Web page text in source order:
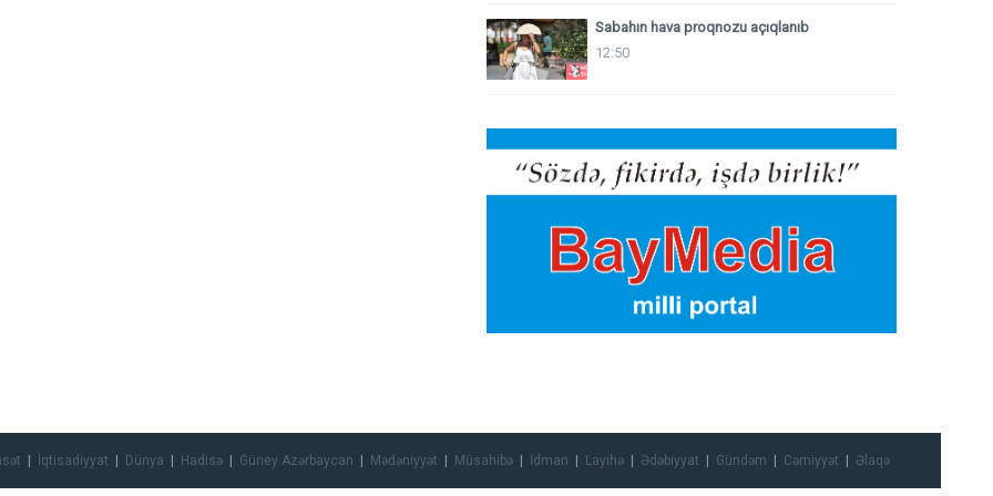
Sabahın hava proqnozu açıqlanıb
12:50
İqtisadiyyat Dünya Hadisə Güney Azərbaycan Mədəniyyət Müsahibə İdman Layihə Ədəbiyyat Gündəm Cəmiyyət Əlaqə